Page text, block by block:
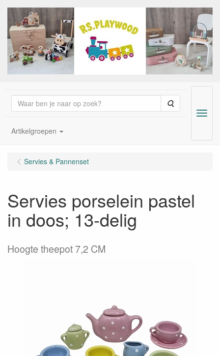
Zoeken
Artikelgroepen
Menu
Servies & Pannenset
Servies porselein pastel
in doos; 13-delig
Hoogte theepot 7,2 CM